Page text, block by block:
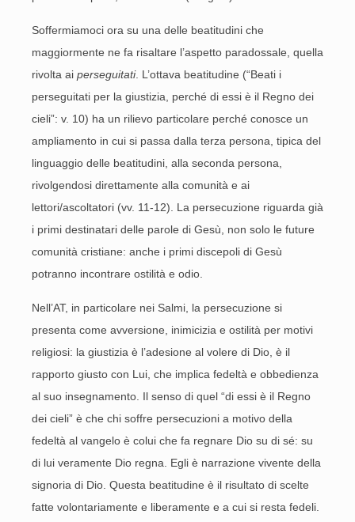
Soffermiamoci ora su una delle beatitudini che
maggiormente ne fa risaltare l’aspetto paradossale, quella
rivolta ai perseguitati. L’ottava beatitudine (“Beati i
perseguitati per la giustizia, perché di essi è il Regno dei
cieli”: v. 10) ha un rilievo particolare perché conosce un
ampliamento in cui si passa dalla terza persona, tipica del
linguaggio delle beatitudini, alla seconda persona,
rivolgendosi direttamente alla comunità e ai
lettori/ascoltatori (vv. 11-12). La persecuzione riguarda già
i primi destinatari delle parole di Gesù, non solo le future
comunità cristiane: anche i primi discepoli di Gesù
potranno incontrare ostilità e odio.
Nell’AT, in particolare nei Salmi, la persecuzione si
presenta come avversione, inimicizia e ostilità per motivi
religiosi: la giustizia è l’adesione al volere di Dio, è il
rapporto giusto con Lui, che implica fedeltà e obbedienza
al suo insegnamento. Il senso di quel “di essi è il Regno
dei cieli” è che chi soffre persecuzioni a motivo della
fedeltà al vangelo è colui che fa regnare Dio su di sé: su
di lui veramente Dio regna. Egli è narrazione vivente della
signoria di Dio. Questa beatitudine è il risultato di scelte
fatte volontariamente e liberamente e a cui si resta fedeli.